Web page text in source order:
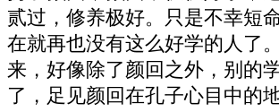
贰过，修养极好。只是不幸短
在就再也没有这么好学的人了
来，好像除了颜回之外，别的
了，足见颜回在孔子心目中的地